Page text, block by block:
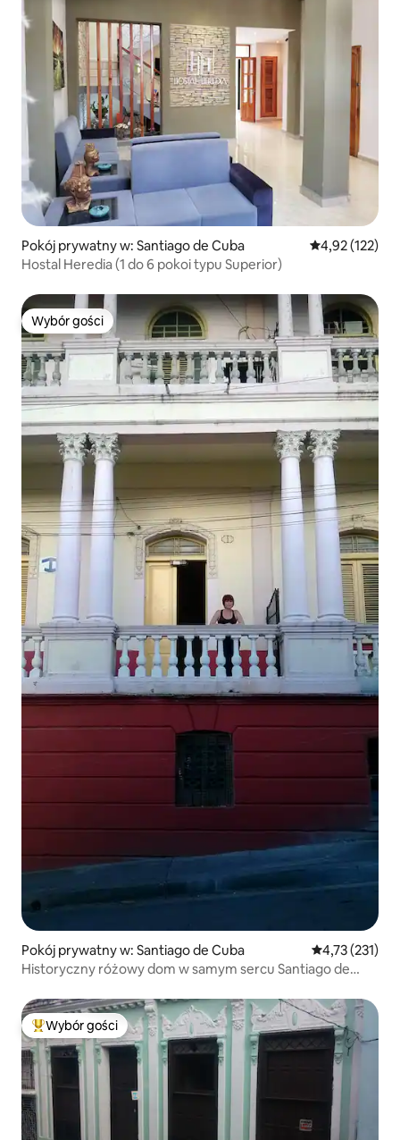
Pokój prywatny w: Santiago de Cuba Średnia
4,92 (122)
Hostal Heredia (1 do 6 pokoi typu Superior)
Wybór gości
Wybór gości
Pokój prywatny w: Santiago de Cuba Średnia
4,73 (231)
Historyczny różowy dom w samym sercu Santiago de
Najpopularniejsze z kategorii Wybór gości
Wybór gości